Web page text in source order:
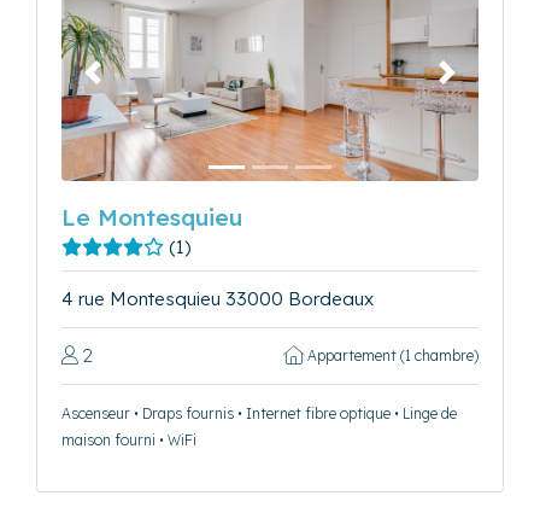
Précédent Suivant
Le Montesquieu
(1)
4 rue Montesquieu 33000 Bordeaux
2 Appartement (1 chambre)
Ascenseur • Draps fournis • Internet fibre optique • Linge de
maison fourni • WiFi